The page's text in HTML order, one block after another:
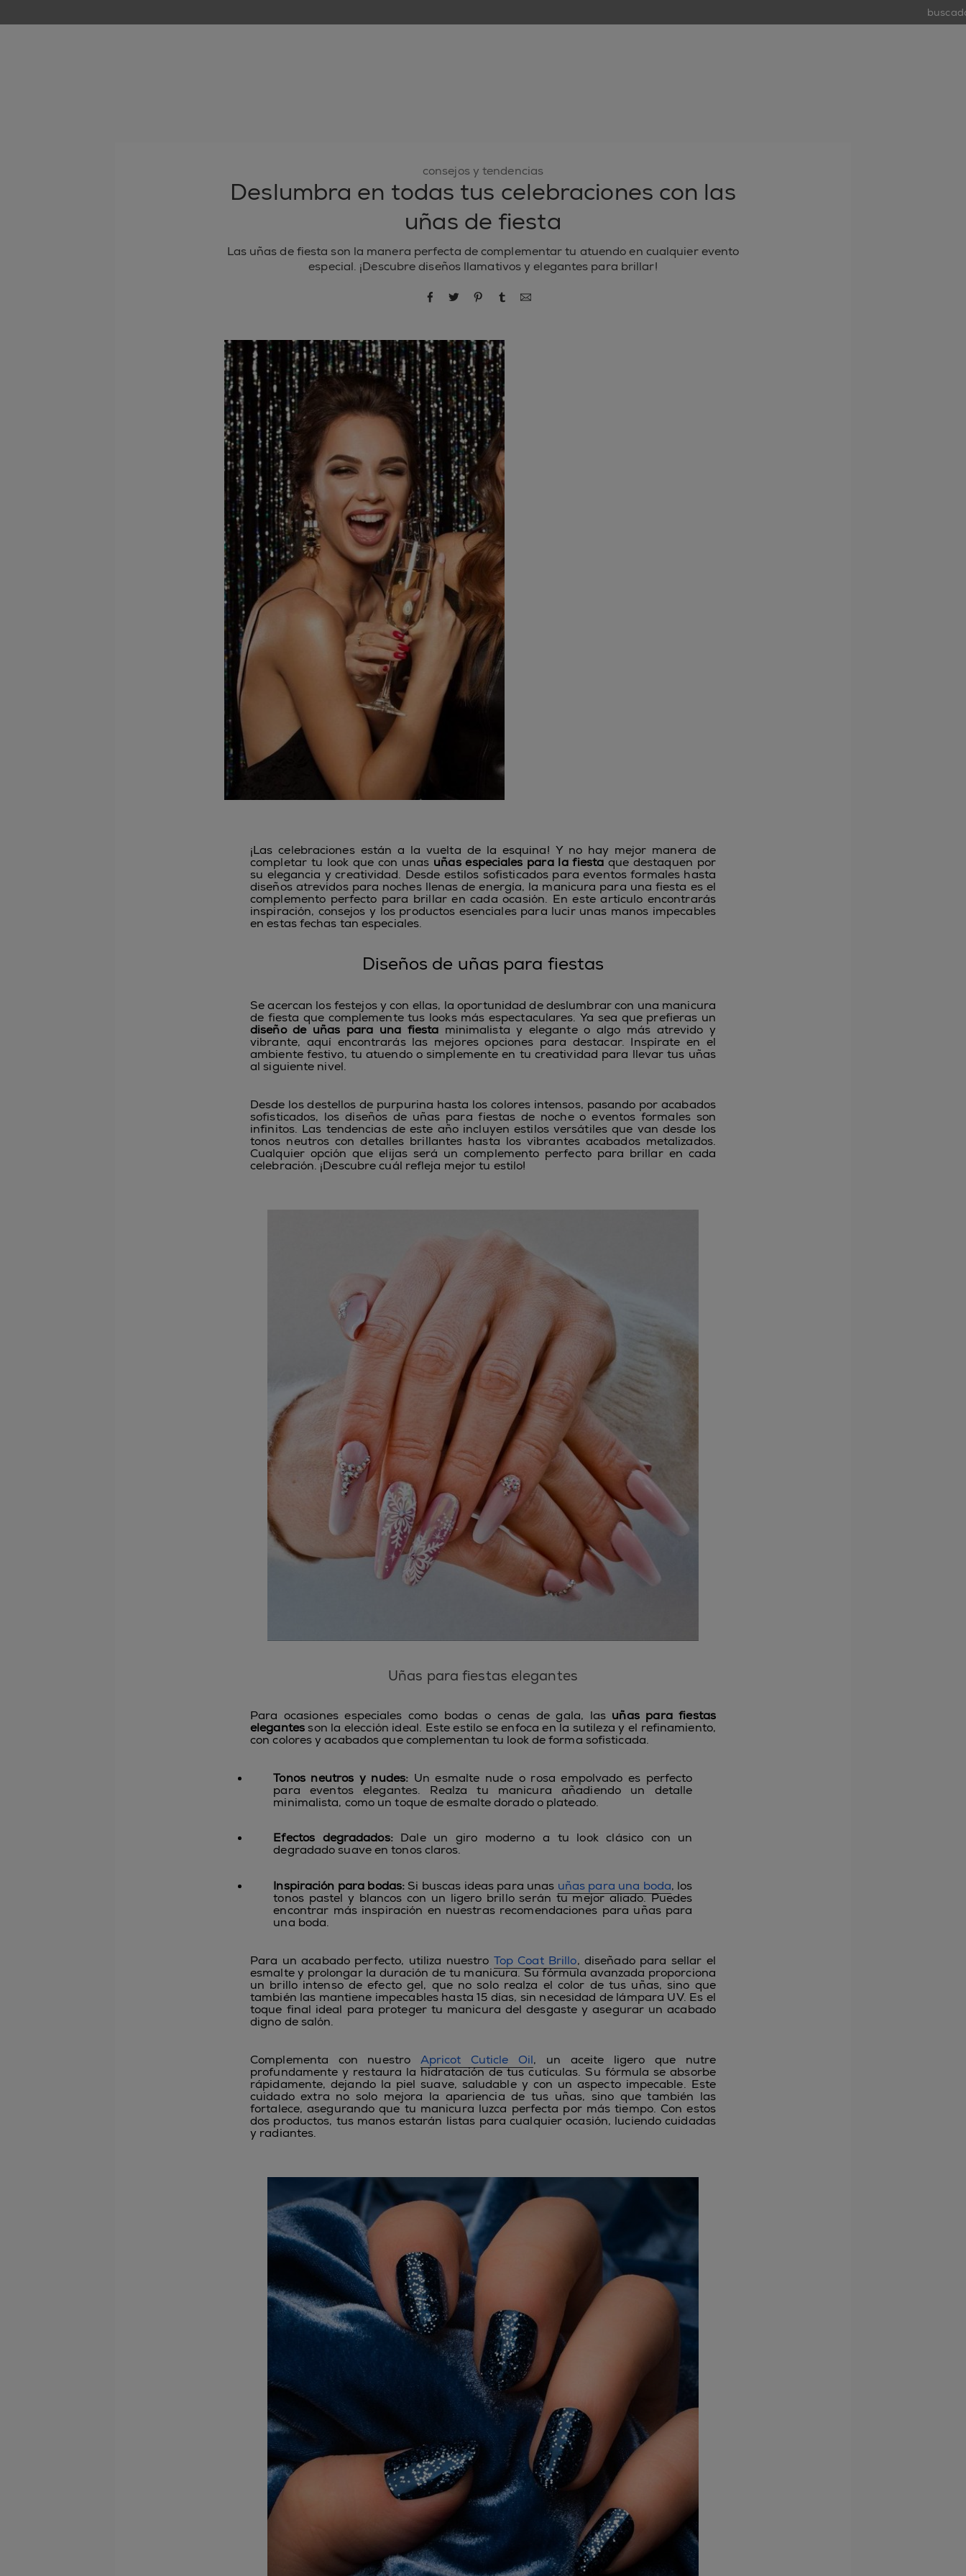
buscador
consejos y tendencias
Deslumbra en todas tus celebraciones con las
uñas de fiesta
Las uñas de fiesta son la manera perfecta de complementar tu atuendo en cualquier evento
especial. ¡Descubre diseños llamativos y elegantes para brillar!
compartir por Facebook
compartir por Twitter
compartir por Pinterest
compartir por Tumblr
compartir por correo electrónico
¡Las celebraciones están a la vuelta de la esquina! Y no hay mejor manera de
completar tu look que con unas uñas especiales para la fiesta que destaquen por
su elegancia y creatividad. Desde estilos sofisticados para eventos formales hasta
diseños atrevidos para noches llenas de energía, la manicura para una fiesta es el
complemento perfecto para brillar en cada ocasión. En este artículo encontrarás
inspiración, consejos y los productos esenciales para lucir unas manos impecables
en estas fechas tan especiales.
Diseños de uñas para fiestas
Se acercan los festejos y con ellas, la oportunidad de deslumbrar con una manicura
de fiesta que complemente tus looks más espectaculares. Ya sea que prefieras un
diseño de uñas para una fiesta minimalista y elegante o algo más atrevido y
vibrante, aquí encontrarás las mejores opciones para destacar. Inspírate en el
ambiente festivo, tu atuendo o simplemente en tu creatividad para llevar tus uñas
al siguiente nivel.
Desde los destellos de purpurina hasta los colores intensos, pasando por acabados
sofisticados, los diseños de uñas para fiestas de noche o eventos formales son
infinitos. Las tendencias de este año incluyen estilos versátiles que van desde los
tonos neutros con detalles brillantes hasta los vibrantes acabados metalizados.
Cualquier opción que elijas será un complemento perfecto para brillar en cada
celebración. ¡Descubre cuál refleja mejor tu estilo!
Uñas para fiestas elegantes
Para ocasiones especiales como bodas o cenas de gala, las uñas para fiestas
elegantesson la elección ideal. Este estilo se enfoca en la sutileza y el refinamiento,
con colores y acabados que complementan tu look de forma sofisticada.
Tonos neutros y nudes: Un esmalte nude o rosa empolvado es perfecto
para eventos elegantes. Realza tu manicura añadiendo un detalle
minimalista, como un toque de esmalte dorado o plateado.
Efectos degradados:Dale un giro moderno a tu look clásico con un
degradado suave en tonos claros.
Inspiración para bodas: Si buscas ideas para unas uñas para una boda, los
tonos pastel y blancos con un ligero brillo serán tu mejor aliado. Puedes
encontrar más inspiración en nuestras recomendaciones para uñas para
una boda.
Para un acabado perfecto, utiliza nuestro Top Coat Brillo, diseñado para sellar el
esmalte y prolongar la duración de tu manicura. Su fórmula avanzada proporciona
un brillo intenso de efecto gel, que no solo realza el color de tus uñas, sino que
también las mantiene impecables hasta 15 días, sin necesidad de lámpara UV. Es el
toque final ideal para proteger tu manicura del desgaste y asegurar un acabado
digno de salón.
Complementa con nuestro Apricot Cuticle Oil, un aceite ligero que nutre
profundamente y restaura la hidratación de tus cutículas. Su fórmula se absorbe
rápidamente, dejando la piel suave, saludable y con un aspecto impecable. Este
cuidado extra no solo mejora la apariencia de tus uñas, sino que también las
fortalece, asegurando que tu manicura luzca perfecta por más tiempo. Con estos
dos productos, tus manos estarán listas para cualquier ocasión, luciendo cuidadas
y radiantes.